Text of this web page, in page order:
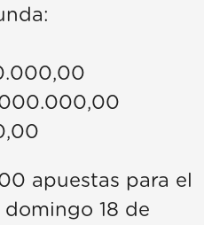
apuestas para el
18 de